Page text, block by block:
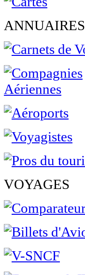
ANNUAIRES
VOYAGES